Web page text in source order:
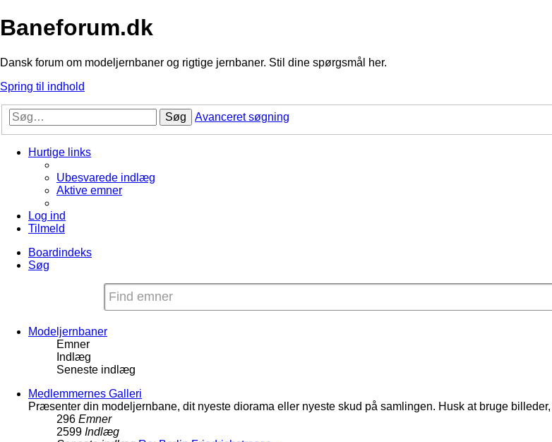
Baneforum.dk
Dansk forum om modeljernbaner og rigtige jernbaner. Stil dine spørgsmål her.
Spring til indhold
Søg Avanceret søgning
Hurtige links
Ubesvarede indlæg
Aktive emner
Log ind
Tilmeld
Boardindeks
Søg
Modeljernbaner
Emner
Indlæg
Seneste indlæg
Medlemmernes Galleri
Præsenter din modeljernbane, dit nyeste diorama eller nyeste skud på samlingen. Husk at bruge
296 Emner
2599 Indlæg